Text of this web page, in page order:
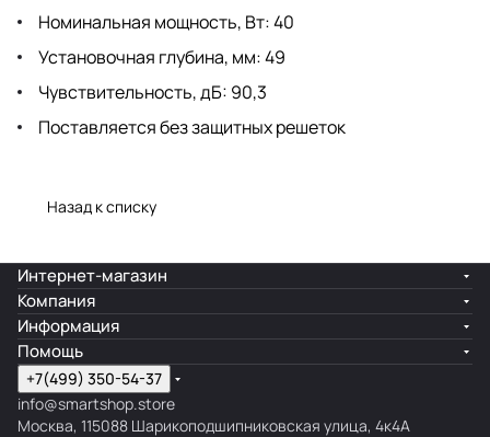
Номинальная мощность, Вт: 40
Установочная глубина, мм: 49
Чувствительность, дБ: 90,3
Поставляется без защитных решеток
Назад к списку
Интернет-магазин
Компания
Информация
Помощь
+7(499) 350-54-37
info@smartshop.store
Москва, 115088 Шарикоподшипниковская улица, 4к4А